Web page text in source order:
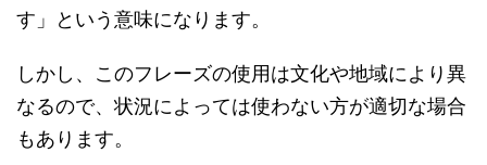
す」という意味になります。
しかし、このフレーズの使用は文化や地域により異
なるので、状況によっては使わない方が適切な場合
もあります。